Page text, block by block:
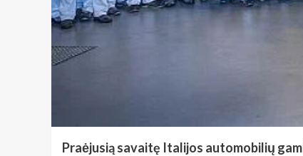
Praėjusią savaitę Italijos automobilių